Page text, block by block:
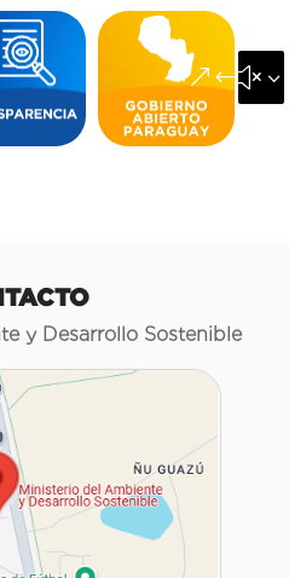
y Desarrollo Sostenible